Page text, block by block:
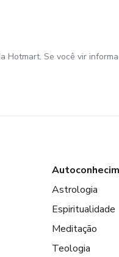
Se você vir
Astrologia
Espiritualidade
Meditação
Teologia